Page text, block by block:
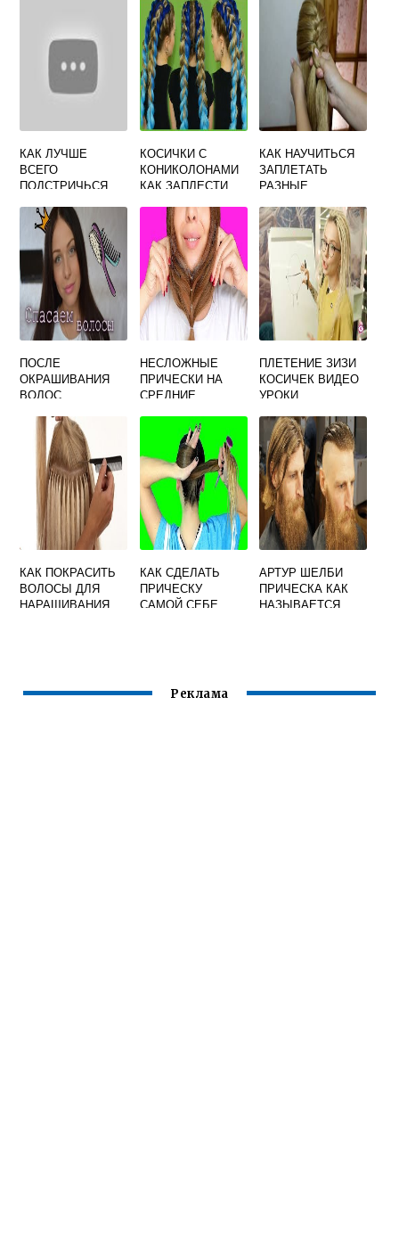
КАК ЛУЧШЕ
ВСЕГО
ПОДСТРИЧЬСЯ
КОСИЧКИ С
КОНИКОЛОНАМИ
КАК ЗАПЛЕСТИ
КАК НАУЧИТЬСЯ
ЗАПЛЕТАТЬ
РАЗНЫЕ
ПОСЛЕ
ОКРАШИВАНИЯ
ВОЛОС
ВОЛОСЫ ЧТО
ДЕЛАТЬ
НЕСЛОЖНЫЕ
ПРИЧЕСКИ НА
СРЕДНИЕ
ПЛЕТЕНИЕ ЗИЗИ
КОСИЧЕК ВИДЕО
УРОКИ
КАК ПОКРАСИТЬ
ВОЛОСЫ ДЛЯ
НАРАЩИВАНИЯ
КАК СДЕЛАТЬ
ПРИЧЕСКУ
САМОЙ СЕБЕ
АРТУР ШЕЛБИ
ПРИЧЕСКА КАК
НАЗЫВАЕТСЯ
Реклама